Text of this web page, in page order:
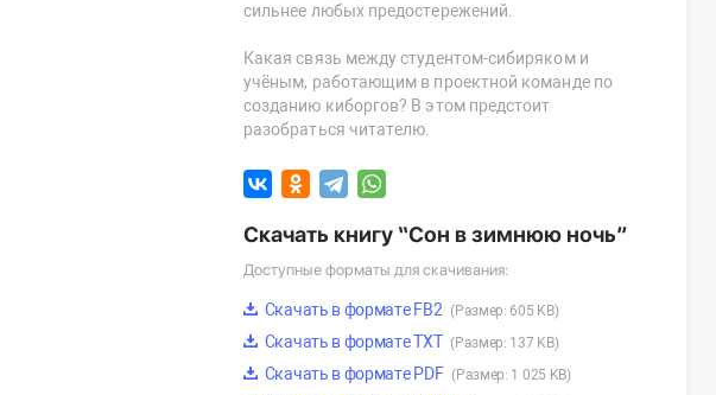
сильнее любых предостережений.
Какая связь между студентом-сибиряком и
учёным, работающим в проектной команде по
созданию киборгов? В этом предстоит
разобраться читателю.
Скачать книгу “Сон в зимнюю ночь”
Доступные форматы для скачивания:
Скачать в формате FB2 (Размер: 605 KB)
Скачать в формате TXT (Размер: 137 KB)
Скачать в формате PDF (Размер: 1 025 KB)